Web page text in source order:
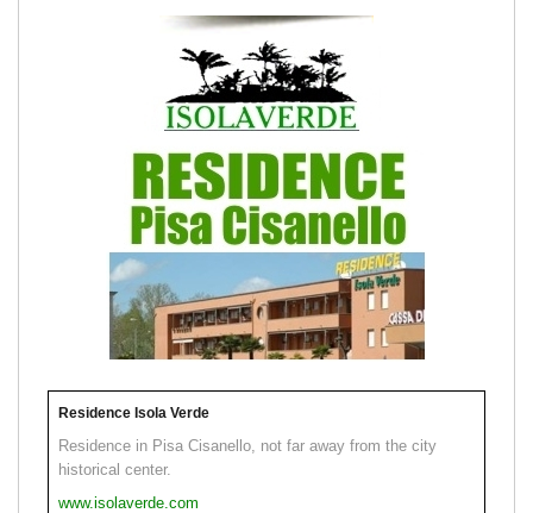
Residence Isola Verde
Residence in Pisa Cisanello, not far away from the city
historical center.
www.isolaverde.com